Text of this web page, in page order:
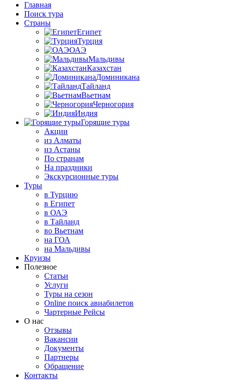
Главная
Поиск тура
Страны
Египет
Турция
ОАЭ
Мальдивы
Казахстан
Доминикана
Тайланд
Вьетнам
Черногория
Индия
Горящие туры
Акции
из Алматы
из Астаны
По странам
На праздники
Экскурсионные туры
Туры
в Турцию
в Египет
в ОАЭ
в Тайланд
во Вьетнам
на ГОА
на Мальдивы
Круизы
Полезное
Статьи
Услуги
Туры на сезон
Online поиск авиабилетов
Чартерные Рейсы
О нас
Отзывы
Вакансии
Документы
Партнеры
Обращение
Контакты